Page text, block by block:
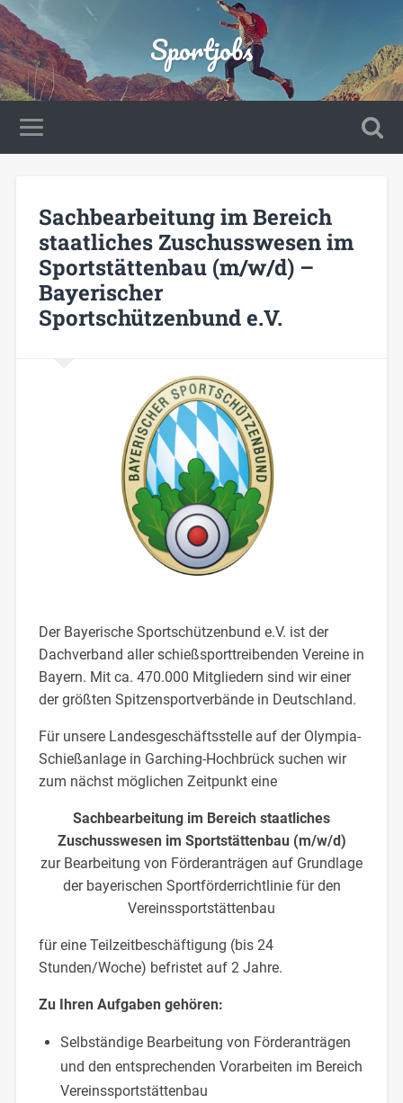
Sportjobs
Sachbearbeitung im Bereich
staatliches Zuschusswesen im
Sportstättenbau (m/w/d) –
Bayerischer
Sportschützenbund e.V.
Der Bayerische Sportschützenbund e.V. ist der
Dachverband aller schießsporttreibenden Vereine in
Bayern. Mit ca. 470.000 Mitgliedern sind wir einer
der größten Spitzensportverbände in Deutschland.
Für unsere Landesgeschäftsstelle auf der Olympia-
Schießanlage in Garching-Hochbrück suchen wir
zum nächst möglichen Zeitpunkt eine
Sachbearbeitung im Bereich staatliches
Zuschusswesen im Sportstättenbau (m/w/d)
zur Bearbeitung von Förderanträgen auf Grundlage
der bayerischen Sportförderrichtlinie für den
Vereinssportstättenbau
für eine Teilzeitbeschäftigung (bis 24
Stunden/Woche) befristet auf 2 Jahre.
Zu Ihren Aufgaben gehören:
Selbständige Bearbeitung von Förderanträgen
und den entsprechenden Vorarbeiten im Bereich
Vereinssportstättenbau